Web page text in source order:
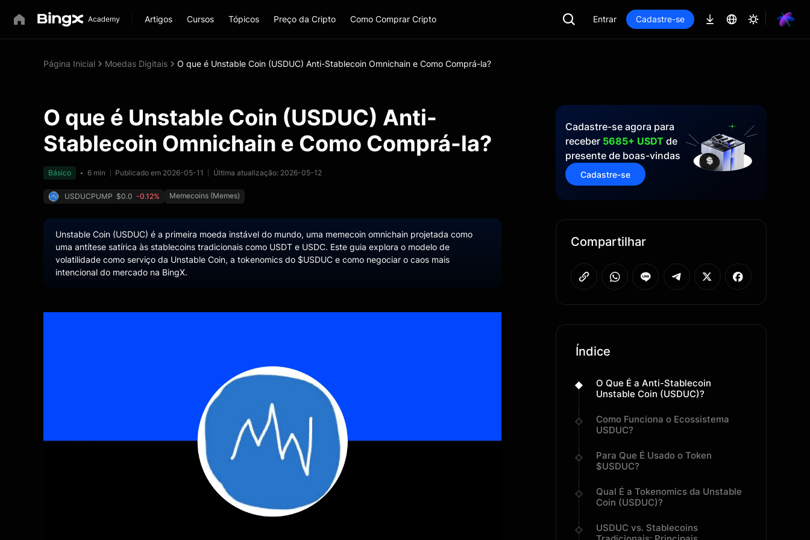
Artigos Cursos Tópicos Preço da Cripto Como Comprar Cripto Entrar Cadastre-se
Página Inicial Moedas Digitais O que é Unstable Coin (USDUC) Anti-Stablecoin Omnichain e Como Comprá-la?
O que é Unstable Coin (USDUC) Anti-
Stablecoin Omnichain e Como Comprá-la?
Básico 6 min Publicado em 2026-05-11 Última atualização: 2026-05-12
USDUCPUMP $0.0 -0.12% Memecoins (Memes)
Unstable Coin (USDUC) é a primeira moeda instável do mundo, uma memecoin omnichain projetada como
uma antítese satírica às stablecoins tradicionais como USDT e USDC. Este guia explora o modelo de
volatilidade como serviço da Unstable Coin, a tokenomics do $USDUC e como negociar o caos mais
intencional do mercado na BingX.
Cadastre-se agora para
receber 5685+ USDT de
presente de boas-vindas
Cadastre-se
Compartilhar
Índice
O Que É a Anti-Stablecoin
Unstable Coin (USDUC)?
Como Funciona o Ecossistema
USDUC?
Para Que É Usado o Token
$USDUC?
Qual É a Tokenomics da Unstable
Coin (USDUC)?
USDUC vs. Stablecoins